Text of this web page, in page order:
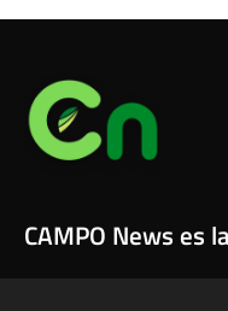
CAMPO News es